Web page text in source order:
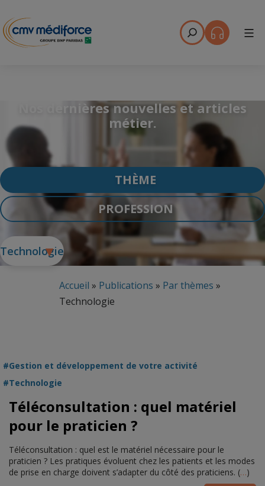
Menu
Nos dernières nouvelles et articles
métier.
THÈME
PROFESSION
Technologie
Accueil » Publications » Par thèmes »
Technologie
Gestion et développement de votre activité
Technologie
Téléconsultation : quel matériel
pour le praticien ?
Téléconsultation : quel est le matériel nécessaire pour le
praticien ? Les pratiques évoluent chez les patients et les modes
de prise en charge doivent s’adapter du côté des praticiens. (…)